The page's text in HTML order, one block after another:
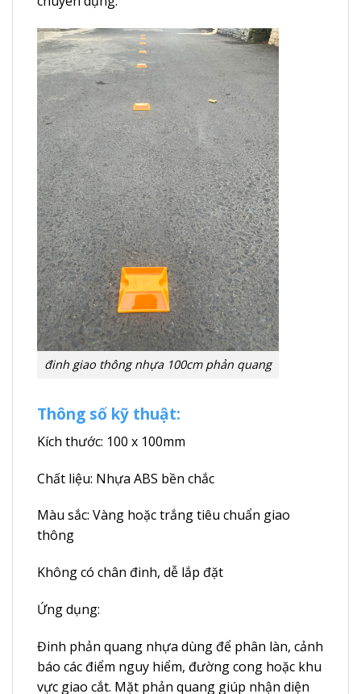
đinh giao thông nhựa 100cm phản quang
Thông số kỹ thuật:
Kích thước: 100 x 100mm
Chất liệu: Nhựa ABS bền chắc
Màu sắc: Vàng hoặc trắng tiêu chuẩn giao
thông
Không có chân đinh, dễ lắp đặt
Ứng dụng:
Đinh phản quang nhựa dùng để phân làn, cảnh
báo các điểm nguy hiểm, đường cong hoặc khu
vực giao cắt. Mặt phản quang giúp nhận diện